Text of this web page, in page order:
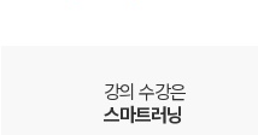
강의 수강은
스마트러닝